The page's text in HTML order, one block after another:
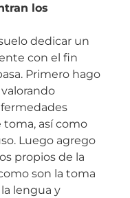
los
dedicar un
con el fin
Primero hago
así como
Luego agrego
propios de la
son la toma
lengua y